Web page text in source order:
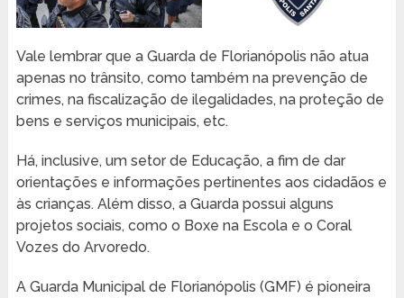
Vale lembrar que a Guarda de Florianópolis não atua
apenas no trânsito, como também na prevenção de
crimes, na fiscalização de ilegalidades, na proteção de
bens e serviços municipais, etc.
Há, inclusive, um setor de Educação, a fim de dar
orientações e informações pertinentes aos cidadãos e
às crianças. Além disso, a Guarda possui alguns
projetos sociais, como o Boxe na Escola e o Coral
Vozes do Arvoredo.
A Guarda Municipal de Florianópolis (GMF) é pioneira